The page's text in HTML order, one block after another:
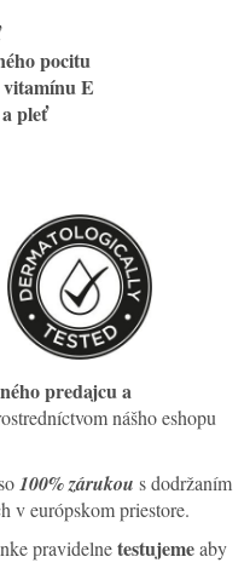
pocitu
E
pleť
predajcu a
nášho eshopu
100% zárukou s dodržaním
v európskom priestore.
pravidelnetestujemeaby